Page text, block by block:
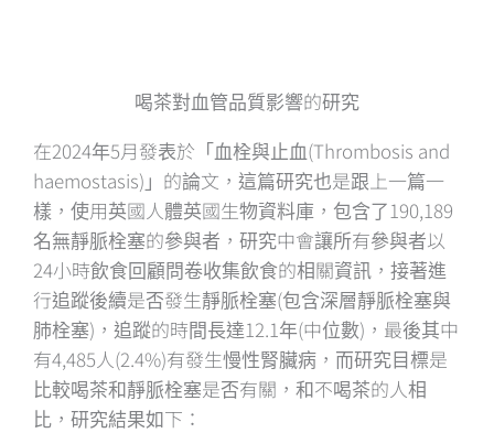
喝茶對血管品質影響的研究
在2024年5月發表於「血栓與止血(Thrombosis and
haemostasis)」的論文，這篇研究也是跟上一篇一
樣，使用英國人體英國生物資料庫，包含了190,189
名無靜脈栓塞的參與者，研究中會讓所有參與者以
24小時飲食回顧問卷收集飲食的相關資訊，接著進
行追蹤後續是否發生靜脈栓塞(包含深層靜脈栓塞與
肺栓塞)，追蹤的時間長達12.1年(中位數)，最後其中
有4,485人(2.4%)有發生慢性腎臟病，而研究目標是
比較喝茶和靜脈栓塞是否有關，和不喝茶的人相
比，研究結果如下：